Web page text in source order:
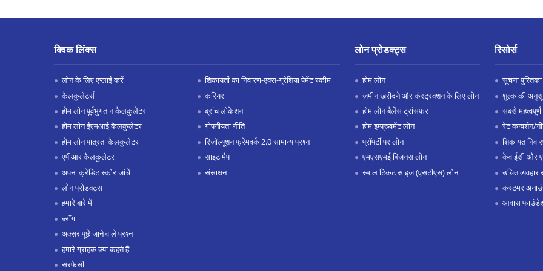
क्विक लिंक्स
लोन के लिए एप्लाई करें
कैलकुलेटर्स
होम लोन पूर्वभुगतान कैलकुलेटर
होम लोन ईएमआई कैलकुलेटर
होम लोन पात्रता कैलकुलेटर
एपीआर कैलकुलेटर
अपना क्रेडिट स्कोर जांचें
लोन प्रोडक्ट्स
हमारे बारे में
ब्लॉग
अक्सर पूछे जाने वाले प्रश्न
हमारे ग्राहक क्या कहते हैं
सरफेसी
शिकायतों का निवारण-एक्स-ग्रेशिया पेमेंट स्कीम
करियर
ब्रांच लोकेशन
गोपनीयता नीति
रिज़ॉल्यूशन फ्रेमवर्क 2.0 सामान्य प्रश्न
साइट मैप
संसाधन
लोन प्रोडक्ट्स
होम लोन
ज़मीन खरीदने और कंस्ट्रक्शन के लिए लोन
होम लोन बैलेंस ट्रांसफर
होम इम्प्रूवमेंट लोन
प्रॉपर्टी पर लोन
एमएसएमई बिज़नस लोन
स्माल टिकट साइज (एसटीएस) लोन
रिसोर्स
सूचना पुस्तिका
शुल्क की
सबसे महत्वपूर्ण
रेट कन्वर्शन/
शिकायत
केवाईसी और
उचित व्यवहार
कस्टमर
आवास